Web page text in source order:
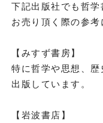
下記出版社でも哲
お売り頂く際の参
【みすず書房】
特に哲学や思想、歴
出版しています。
【岩波書店】